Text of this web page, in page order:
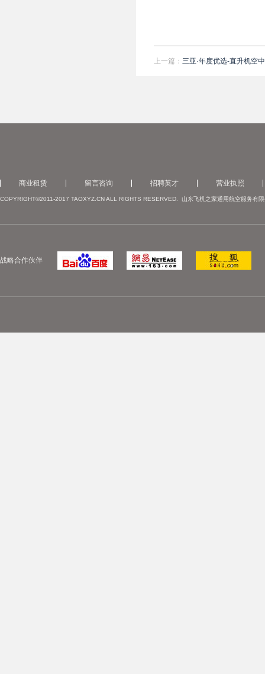
上一篇： 三亚·年度优选-直升机空
商业租赁 留言咨询 招聘英才 营业执照
COPYRIGHT©2011-2017 TAOXYZ.CN ALL RIGHTS RESERVED. 山东飞机之家通用航空服务有
战略合作伙伴